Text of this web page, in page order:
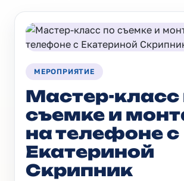
МЕРОПРИЯТИЕ
Мастер-класс
съемке и
на телефоне с
Екатериной
Скрипник